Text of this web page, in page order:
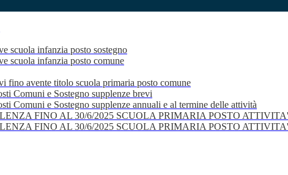
scuola infanzia posto sostegno
scuola infanzia posto comune
fino avente titolo scuola primaria posto comune
Comuni e Sostegno supplenze brevi
Comuni e Sostegno supplenze annuali e al termine delle attività
FINO AL 30/6/2025 SCUOLA PRIMARIA POSTO
FINO AL 30/6/2025 SCUOLA PRIMARIA POSTO